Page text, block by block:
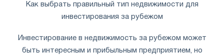
Как выбрать правильный тип недвижимости для
инвестирования за рубежом
Инвестирование в недвижимость за рубежом может
быть интересным и прибыльным предприятием, но